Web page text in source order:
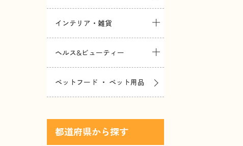
インテリア・雑貨
ヘルス&ビューティー
ペットフード ・ ペット用品
都道府県